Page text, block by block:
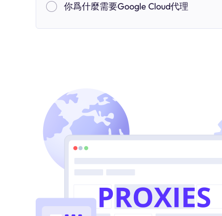
你爲什麼需要Google Cloud代理